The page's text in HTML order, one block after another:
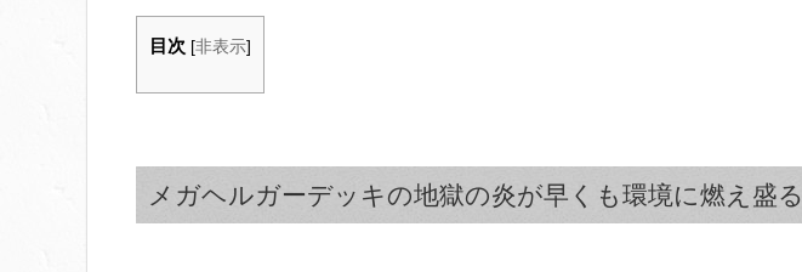
目次 [非表示]
メガヘルガーデッキの地獄の炎が早くも環境に燃え盛る